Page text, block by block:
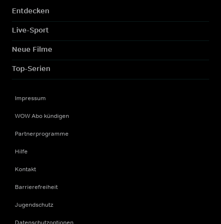
Entdecken
Live-Sport
Neue Filme
Top-Serien
Impressum
WOW Abo kündigen
Partnerprogramme
Hilfe
Kontakt
Barrierefreiheit
Jugendschutz